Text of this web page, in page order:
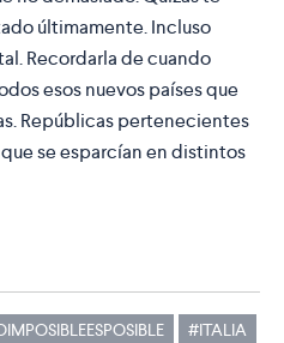
últimamente. Incluso
Recordarla de cuando
esos nuevos países que
Repúblicas pertenecientes
se esparcían en distintos
#ITALIA